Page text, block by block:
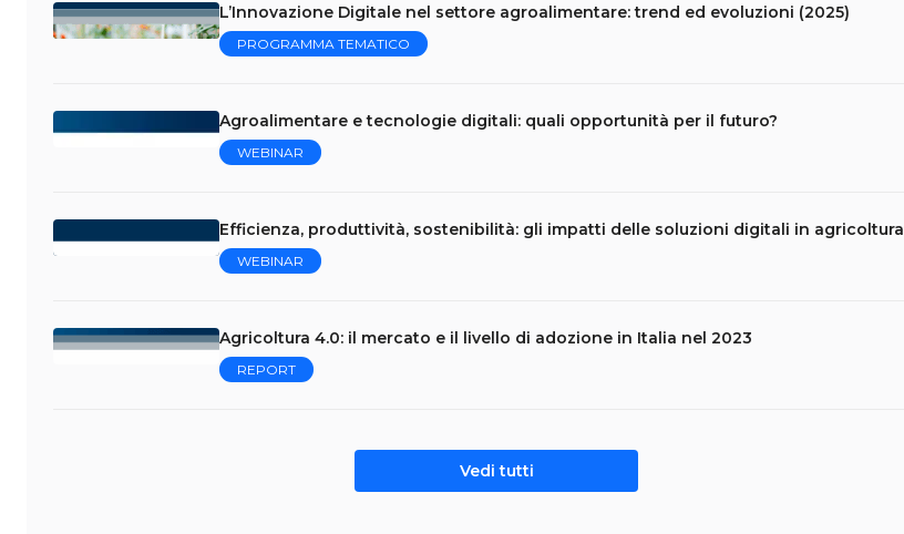
L’Innovazione Digitale nel settore agroalimentare: trend ed evoluzioni (2025)
PROGRAMMA TEMATICO
Agroalimentare e tecnologie digitali: quali opportunità per il futuro?
WEBINAR
Efficienza, produttività, sostenibilità: gli impatti delle soluzioni digitali in agricoltura
WEBINAR
Agricoltura 4.0: il mercato e il livello di adozione in Italia nel 2023
REPORT
Vedi tutti